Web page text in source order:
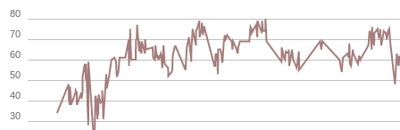
30
40
50
60
70
80